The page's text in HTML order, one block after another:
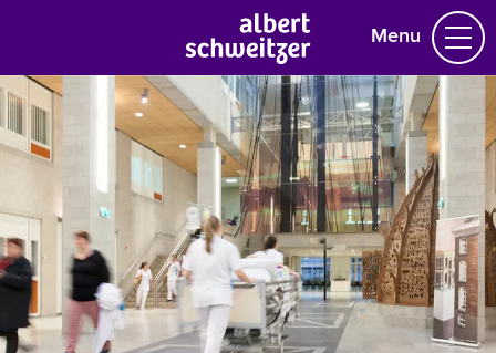
Menu
Homepage
Praktische informatie
Specialismen
Werken en leren
Medewerkers
Contact
MijnASz